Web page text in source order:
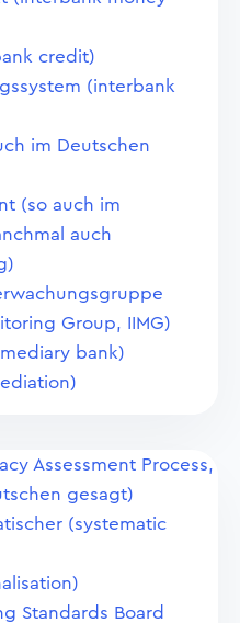
credit)
(interbank
im Deutschen
(so auch im
auch
Group, IIMG)
bank)
Assessment Process,
gesagt)
(systematic
Standards Board